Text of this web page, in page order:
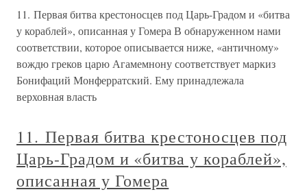
11. Первая битва крестоносцев под Царь-Градом и «битва
у кораблей», описанная у Гомера В обнаруженном нами
соответствии, которое описывается ниже, «античному»
вождю греков царю Агамемнону соответствует маркиз
Бонифаций Монферратский. Ему принадлежала
верховная власть
11. Первая битва крестоносцев под
Царь-Градом и «битва у кораблей»,
описанная у Гомера